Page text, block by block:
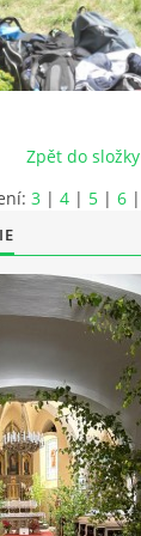
Zpět do složky
3 | 4 | 5 | 6 |